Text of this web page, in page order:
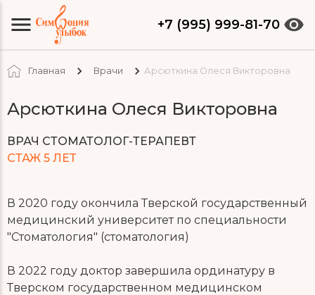
+7 (995) 999-81-70
Главная Врачи Арсюткина Олеся Викторовна
Арсюткина Олеся Викторовна
ВРАЧ СТОМАТОЛОГ-ТЕРАПЕВТ
СТАЖ 5 ЛЕТ
В 2020 году окончила Тверской государственный
медицинский университет по специальности
"Стоматология" (стоматология)
В 2022 году доктор завершила ординатуру в
Тверском государственном медицинском